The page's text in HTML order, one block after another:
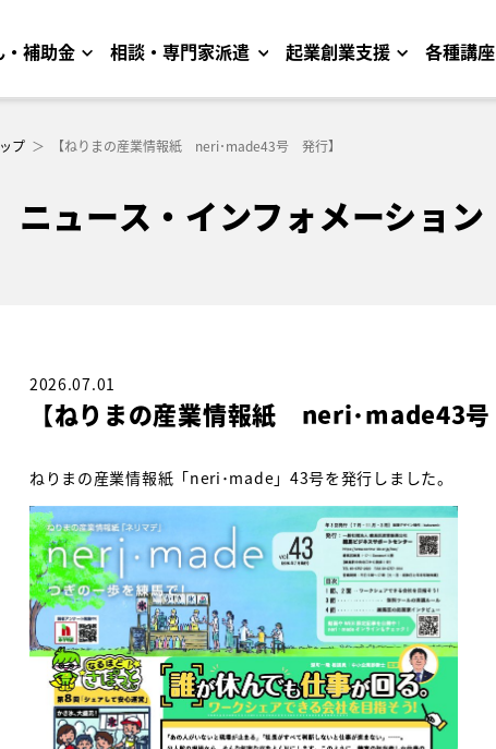
補助金 相談・専門家派遣 起業創業支援 各種講座
プ ＞ 【ねりまの産業情報紙 neri･made43号 発行】
ニュース・インフォメーション
2026.07.01
【ねりまの産業情報紙 neri･made43
ねりまの産業情報紙「neri･made」43号を発行しました。